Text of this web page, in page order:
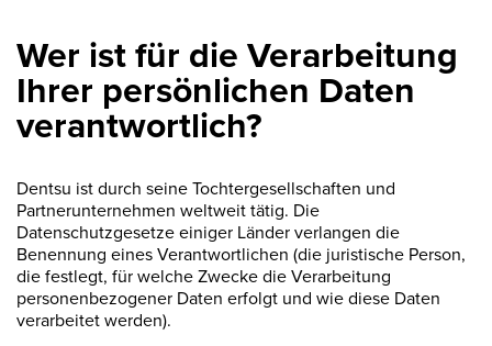
Wer ist für die Verarbeitung
Ihrer persönlichen Daten
verantwortlich?
Dentsu ist durch seine Tochtergesellschaften und
Partnerunternehmen weltweit tätig. Die
Datenschutzgesetze einiger Länder verlangen die
Benennung eines Verantwortlichen (die juristische Person,
die festlegt, für welche Zwecke die Verarbeitung
personenbezogener Daten erfolgt und wie diese Daten
verarbeitet werden).